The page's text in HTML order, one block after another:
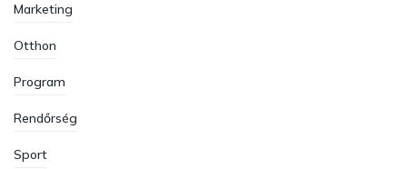
Marketing
Otthon
Program
Rendőrség
Sport